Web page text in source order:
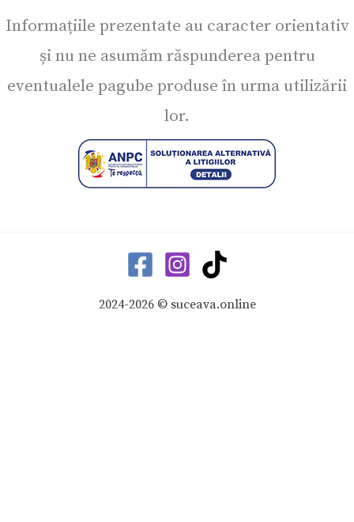
Informațiile prezentate au caracter orientativ
și nu ne asumăm răspunderea pentru
eventualele pagube produse în urma utilizării
lor.
2024-2026 © suceava.online